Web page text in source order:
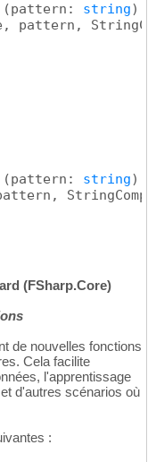
(pattern: string)
pattern,
(pattern: string)
(FSharp.Core)
de nouvelles fonctions
Cela facilite
l'apprentissage
d'autres scénarios où
: